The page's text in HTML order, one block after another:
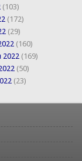
(103)
(172)
(29)
(160)
2022 (169)
(50)
(23)